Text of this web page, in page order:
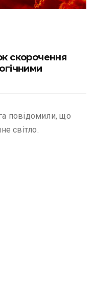
скорочення
повідомили, що
світло.